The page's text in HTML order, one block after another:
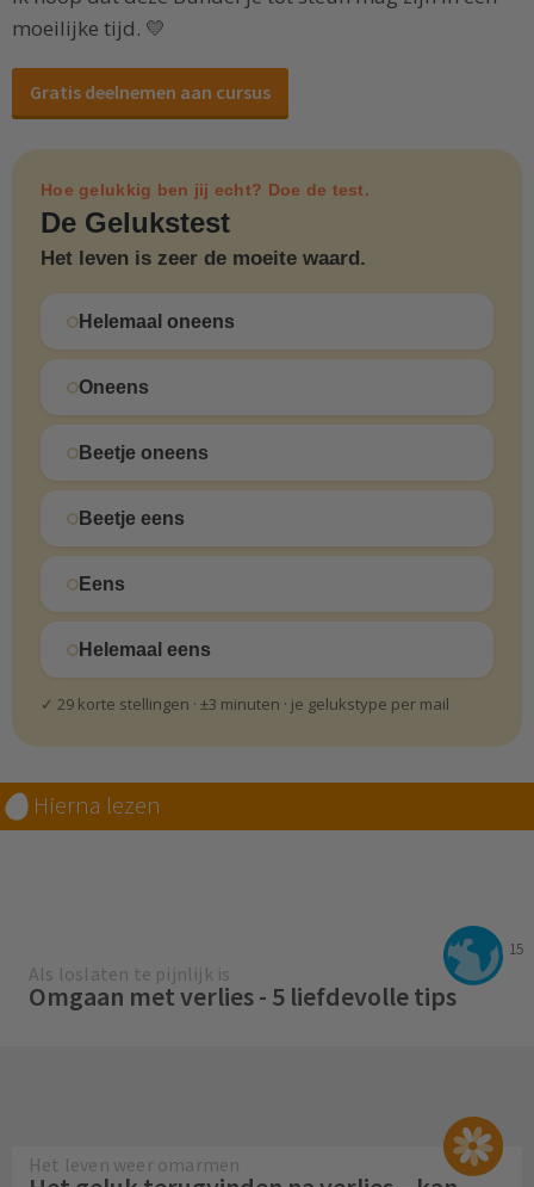
moeilijke tijd. 💛
Gratis deelnemen aan cursus
Hoe gelukkig ben jij echt? Doe de test.
De Gelukstest
Het leven is zeer de moeite waard.
Helemaal oneens
Oneens
Beetje oneens
Beetje eens
Eens
Helemaal eens
✓ 29 korte stellingen · ±3 minuten · je gelukstype per mail
Hierna lezen
15
Als loslaten te pijnlijk is
Omgaan met verlies - 5 liefdevolle tips
Het leven weer omarmen